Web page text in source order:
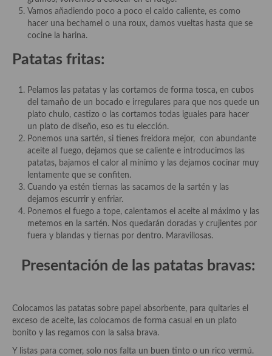
Cocina del Pacifico
Cocina filipina
Cocina de Hawái
Cocina Africana
Cocina Sudafrinaca
Cocina del Congo
Cocina Sefardí
Cocina Yoshoku
Cocina callejera
Cocinas de España
Cocina Aragonesa
Vamos añadiendo poco a poco el caldo caliente, es como
hacer una bechamel o una roux, damos vueltas hasta que se
cocine la harina.
Patatas fritas:
Pelamos las patatas y las cortamos de forma tosca, en cubos
del tamaño de un bocado e irregulares para que nos quede un
plato chulo, castizo o las cortamos todas iguales para hacer
un plato de diseño, eso es tu elección.
Ponemos una sartén, si tienes freidora mejor, con abundante
aceite al fuego, dejamos que se caliente e introducimos las
patatas, bajamos el calor al mínimo y las dejamos cocinar muy
lentamente que se confiten.
Cuando ya estén tiernas las sacamos de la sartén y las
dejamos escurrir y enfriar.
Ponemos el fuego a tope, calentamos el aceite al máximo y las
metemos en la sartén. Nos quedarán doradas y crujientes por
fuera y blandas y tiernas por dentro. Maravillosas.
Presentación de las patatas bravas:
Colocamos las patatas sobre papel absorbente, para quitarles el
exceso de aceite, las colocamos de forma casual en un plato
bonito y las regamos con la salsa brava.
Y listas para comer, solo nos falta un buen tinto o un rico vermú.